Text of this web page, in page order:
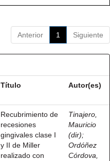
Anterior 1 Siguiente
Título Autor(es)
Recubrimiento de
recesiones
gingivales clase I
y II de Miller
realizado con
Tinajero,
Mauricio
(dir);
Ordóñez
Córdova,